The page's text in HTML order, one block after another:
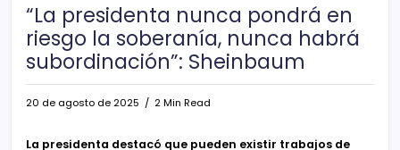
“La presidenta nunca pondrá en
riesgo la soberanía, nunca habrá
subordinación”: Sheinbaum
20 de agosto de 2025 2 Min Read
La presidenta destacó que pueden existir trabajos de